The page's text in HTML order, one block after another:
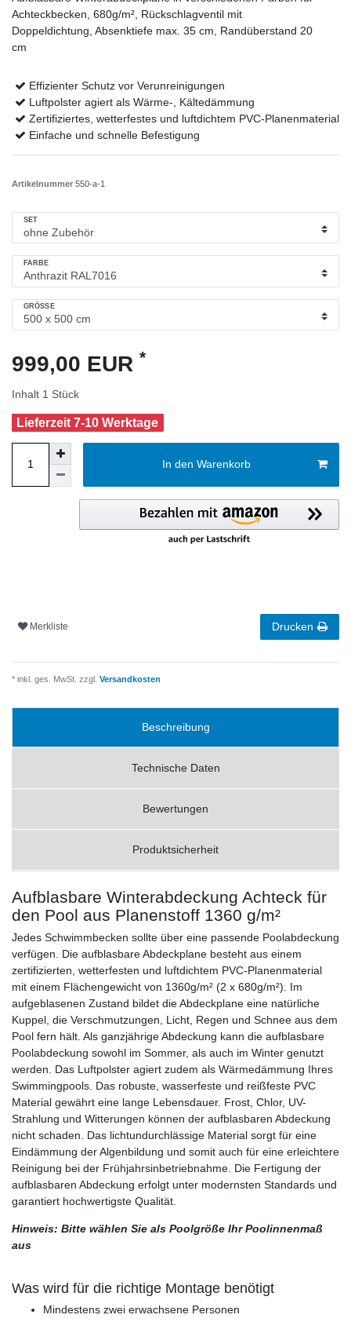
Achteckbecken, 680g/m², Rückschlagventil mit
Doppeldichtung, Absenktiefe max. 35 cm, Randüberstand 20
cm
Effizienter Schutz vor Verunreinigungen
Luftpolster agiert als Wärme-, Kältedämmung
Zertifiziertes, wetterfestes und luftdichtem PVC-Planenmaterial
Einfache und schnelle Befestigung
Artikelnummer 550-a-1
SET
FARBE
GRÖSSE
999,00 EUR *
Inhalt 1 Stück
Lieferzeit 7-10 Werktage
In den Warenkorb
Merkliste Drucken
* inkl. ges. MwSt. zzgl. Versandkosten
Beschreibung
Technische Daten
Bewertungen
Produktsicherheit
Aufblasbare Winterabdeckung Achteck für
den Pool aus Planenstoff 1360 g/m²
Jedes Schwimmbecken sollte über eine passende Poolabdeckung
verfügen. Die aufblasbare Abdeckplane besteht aus einem
zertifizierten, wetterfesten und luftdichtem PVC-Planenmaterial
mit einem Flächengewicht von 1360g/m² (2 x 680g/m²). Im
aufgeblasenen Zustand bildet die Abdeckplane eine natürliche
Kuppel, die Verschmutzungen, Licht, Regen und Schnee aus dem
Pool fern hält. Als ganzjährige Abdeckung kann die aufblasbare
Poolabdeckung sowohl im Sommer, als auch im Winter genutzt
werden. Das Luftpolster agiert zudem als Wärmedämmung Ihres
Swimmingpools. Das robuste, wasserfeste und reißfeste PVC
Material gewährt eine lange Lebensdauer. Frost, Chlor, UV-
Strahlung und Witterungen können der aufblasbaren Abdeckung
nicht schaden. Das lichtundurchlässige Material sorgt für eine
Eindämmung der Algenbildung und somit auch für eine erleichtere
Reinigung bei der Frühjahrsinbetriebnahme. Die Fertigung der
aufblasbaren Abdeckung erfolgt unter modernsten Standards und
garantiert hochwertigste Qualität.
Hinweis: Bitte wählen Sie als Poolgröße Ihr Poolinnenmaß
aus
Was wird für die richtige Montage benötigt
Mindestens zwei erwachsene Personen